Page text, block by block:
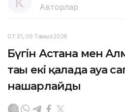
Авторлар
07:31, 09 Тамыз 2026
Бүгін Астана мен
тағы екі қалада ауа
нашарлайды